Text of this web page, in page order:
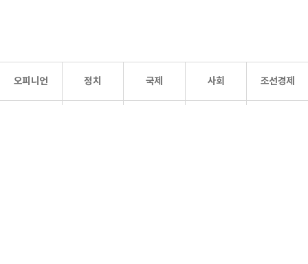
오피니언 정치 국제 사회 조선경제